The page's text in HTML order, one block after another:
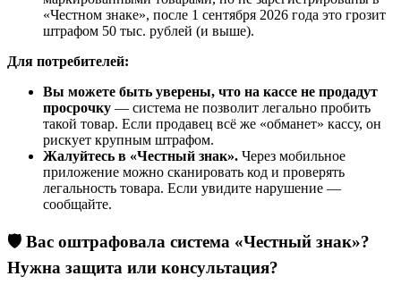
«Честном знаке», после 1 сентября 2026 года это грозит
штрафом 50 тыс. рублей (и выше).
Для потребителей:
Вы можете быть уверены, что на кассе не продадут
просрочку — система не позволит легально пробить
такой товар. Если продавец всё же «обманет» кассу, он
рискует крупным штрафом.
Жалуйтесь в «Честный знак». Через мобильное
приложение можно сканировать код и проверять
легальность товара. Если увидите нарушение —
сообщайте.
🛡️ Вас оштрафовала система «Честный знак»?
Нужна защита или консультация?